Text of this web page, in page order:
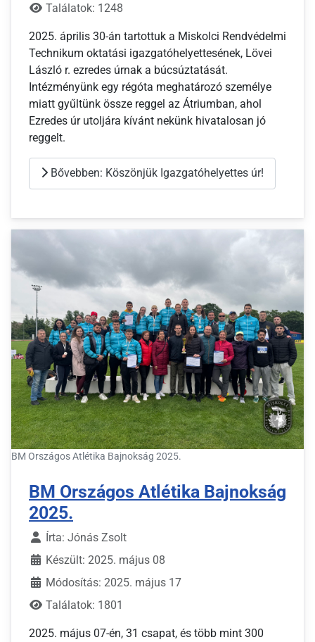
Találatok: 1248
2025. április 30-án tartottuk a Miskolci Rendvédelmi
Technikum oktatási igazgatóhelyettesének, Lövei
László r. ezredes úrnak a búcsúztatását.
Intézményünk egy régóta meghatározó személye
miatt gyűltünk össze reggel az Átriumban, ahol
Ezredes úr utoljára kívánt nekünk hivatalosan jó
reggelt.
Bővebben: Köszönjük Igazgatóhelyettes úr!
BM Országos Atlétika Bajnokság 2025.
BM Országos Atlétika Bajnokság
2025.
Írta: Jónás Zsolt
Készült: 2025. május 08
Módosítás: 2025. május 17
Találatok: 1801
2025. május 07-én, 31 csapat, és több mint 300